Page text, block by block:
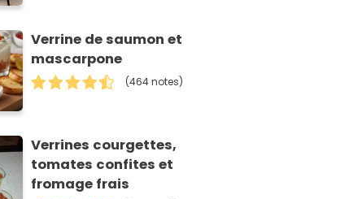
Verrine de saumon et
mascarpone
(464 notes)
Verrines courgettes,
tomates confites et
fromage frais